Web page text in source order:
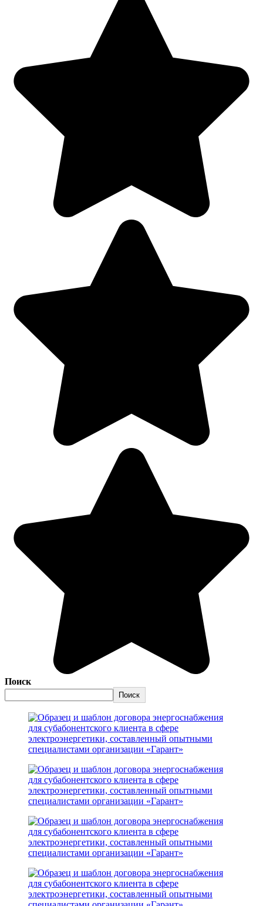
Поиск
Поиск